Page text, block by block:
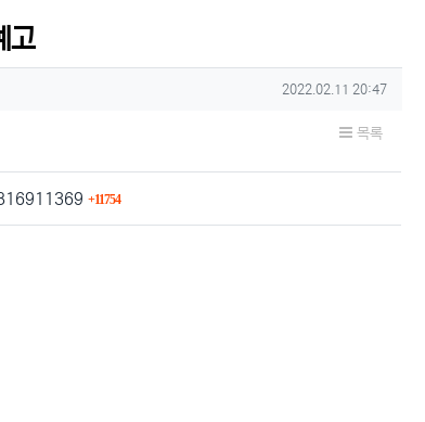
고
작성일
2022.02.11 20:47
목록
11754회 연결